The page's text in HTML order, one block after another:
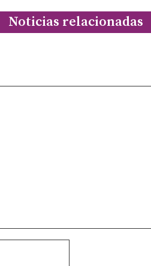
Noticias relacionadas